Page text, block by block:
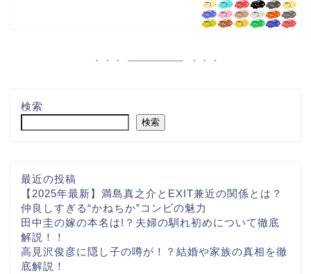
検索
検索
最近の投稿
【2025年最新】満島真之介とEXIT兼近の関係とは？
仲良しすぎる“かねちか”コンビの魅力
田中圭の嫁の本名は!？夫婦の馴れ初めについて徹底
解説！！
高見沢俊彦に隠し子の噂が！？結婚や家族の真相を徹
底解説！